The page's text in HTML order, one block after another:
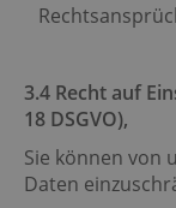
3.4 Recht auf
18 DSGVO),
Sie können von
Daten